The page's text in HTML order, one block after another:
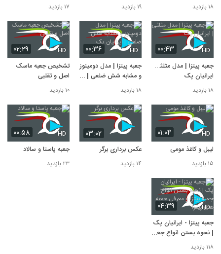
۱۸ بازدید ۱۹ بازدید ۱۷ بازدید
۰۰:۴۳ HD
جعبه پیتزا | مدل مثلثی |
ایرانیان پک
۱۸ بازدید
۰۰:۳۶ HD
جعبه پیتزا | مدل دومینوز
و مشابه شش ضلعی |
ایرانیان پک
۱۸ بازدید
۰۲:۲۹ HD
تشخیص جعبه ماسک
اصل و تقلبی
۱۰ بازدید
۰۱:۰۴ HD
لیبل و کاغذ مومی
۱۵ بازدید
۰۳:۰۲
عکس برداری برگر
۱۴ بازدید
۰۰:۵۸ HD
جعبه پاستا و سالاد
۲۳ بازدید
۰۴:۳۹ HD
جعبه پیتزا - ایرانیان پک
| نحوه بستن انواع جعبه
پیتزا و معرفی جعبه های
۱۱۸ بازدید